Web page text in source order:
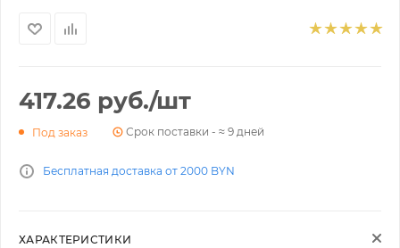
417.26 руб./шт
Под заказ Срок поставки - ≈ 9 дней
Бесплатная доставка от 2000 BYN
ХАРАКТЕРИСТИКИ